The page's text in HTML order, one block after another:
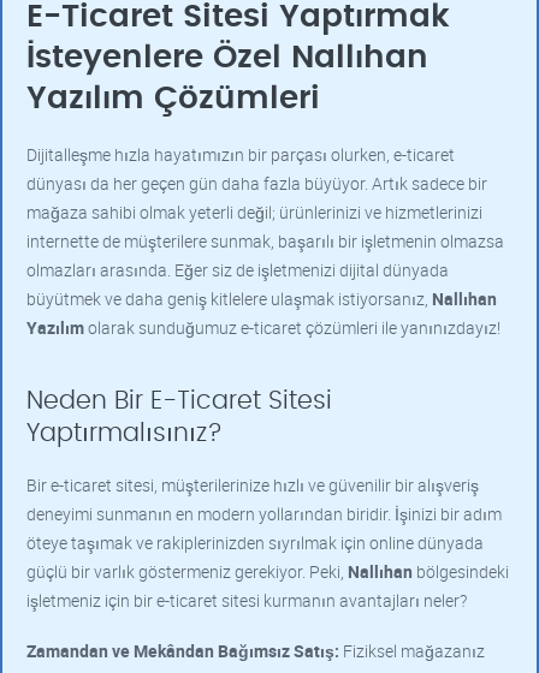
E-Ticaret Sitesi Yaptırmak
İsteyenlere Özel Nallıhan
Yazılım Çözümleri
Dijitalleşme hızla hayatımızın bir parçası olurken, e-ticaret
dünyası da her geçen gün daha fazla büyüyor. Artık sadece bir
mağaza sahibi olmak yeterli değil; ürünlerinizi ve hizmetlerinizi
internette de müşterilere sunmak, başarılı bir işletmenin olmazsa
olmazları arasında. Eğer siz de işletmenizi dijital dünyada
büyütmek ve daha geniş kitlelere ulaşmak istiyorsanız, Nallıhan
Yazılımolarak sunduğumuz e-ticaret çözümleri ile yanınızdayız!
Neden Bir E-Ticaret Sitesi
Yaptırmalısınız?
Bir e-ticaret sitesi, müşterilerinize hızlı ve güvenilir bir alışveriş
deneyimi sunmanın en modern yollarından biridir. İşinizi bir adım
öteye taşımak ve rakiplerinizden sıyrılmak için online dünyada
güçlü bir varlık göstermeniz gerekiyor. Peki, Nallıhan bölgesindeki
işletmeniz için bir e-ticaret sitesi kurmanın avantajları neler?
Zamandan ve Mekândan Bağımsız Satış: Fiziksel mağazanız